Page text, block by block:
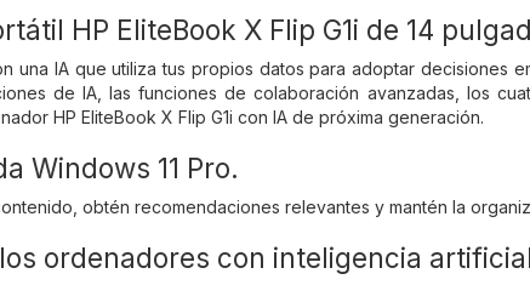
HP EliteBook X Flip G1i de 14
una IA que utiliza tus propios datos para adoptar decisiones
de IA, las funciones de colaboración avanzadas, los
HP EliteBook X Flip G1i con IA de próxima generación.
Windows 11 Pro.
obtén recomendaciones relevantes y mantén la
ordenadores con inteligencia